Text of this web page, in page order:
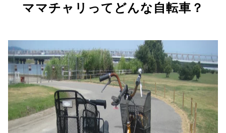
ママチャリってどんな自転車？